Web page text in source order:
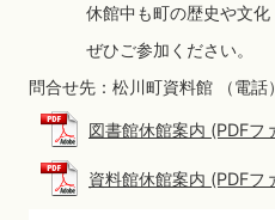
休館中も町の歴史や文化・
ぜひご参加ください。
問合せ先：松川町資料館 （電
図書館休館案内 (PDF
資料館休館案内 (PDF